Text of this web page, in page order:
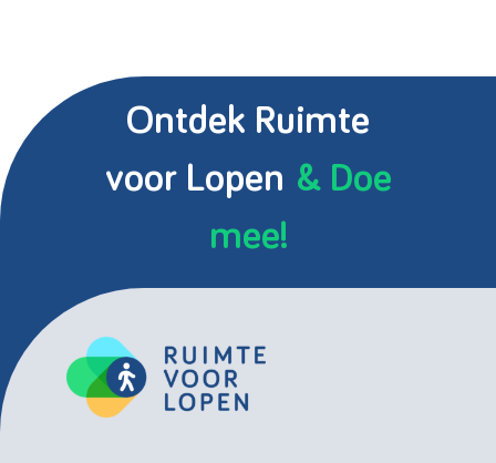
Ontdek Ruimte
voor Lopen & Doe
mee!